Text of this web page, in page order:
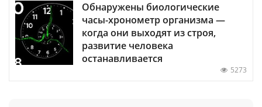
Обнаружены биологические
часы-хронометр организма —
когда они выходят из строя,
развитие человека
останавливается
5273